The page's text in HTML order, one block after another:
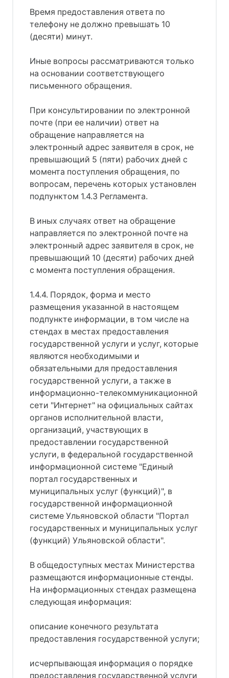
Время предоставления ответа по
телефону не должно превышать 10
(десяти) минут.
Иные вопросы рассматриваются только
на основании соответствующего
письменного обращения.
При консультировании по электронной
почте (при ее наличии) ответ на
обращение направляется на
электронный адрес заявителя в срок, не
превышающий 5 (пяти) рабочих дней с
момента поступления обращения, по
вопросам, перечень которых установлен
подпунктом 1.4.3 Регламента.
В иных случаях ответ на обращение
направляется по электронной почте на
электронный адрес заявителя в срок, не
превышающий 10 (десяти) рабочих дней
с момента поступления обращения.
1.4.4. Порядок, форма и место
размещения указанной в настоящем
подпункте информации, в том числе на
стендах в местах предоставления
государственной услуги и услуг, которые
являются необходимыми и
обязательными для предоставления
государственной услуги, а также в
информационно-телекоммуникационной
сети "Интернет" на официальных сайтах
органов исполнительной власти,
организаций, участвующих в
предоставлении государственной
услуги, в федеральной государственной
информационной системе "Единый
портал государственных и
муниципальных услуг (функций)", в
государственной информационной
системе Ульяновской области "Портал
государственных и муниципальных услуг
(функций) Ульяновской области".
В общедоступных местах Министерства
размещаются информационные стенды.
На информационных стендах размещена
следующая информация:
описание конечного результата
предоставления государственной услуги;
исчерпывающая информация о порядке
предоставления государственной услуги